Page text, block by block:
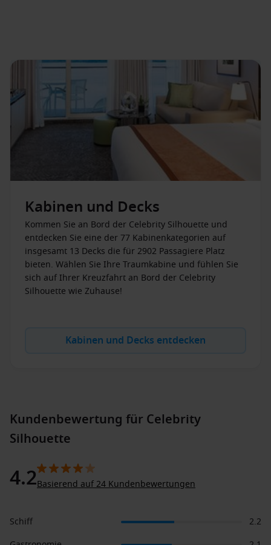
Kabinen und Decks
Kommen Sie an Bord der Celebrity Silhouette und
entdecken Sie eine der 77 Kabinenkategorien auf
insgesamt 13 Decks die für 2902 Passagiere Platz
bieten. Wählen Sie Ihre Traumkabine und fühlen Sie
sich auf Ihrer Kreuzfahrt an Bord der Celebrity
Silhouette wie Zuhause!
Kabinen und Decks entdecken
Kundenbewertung für Celebrity
Silhouette
4.2Basierend auf 24 Kundenbewertungen
Schiff
2.2